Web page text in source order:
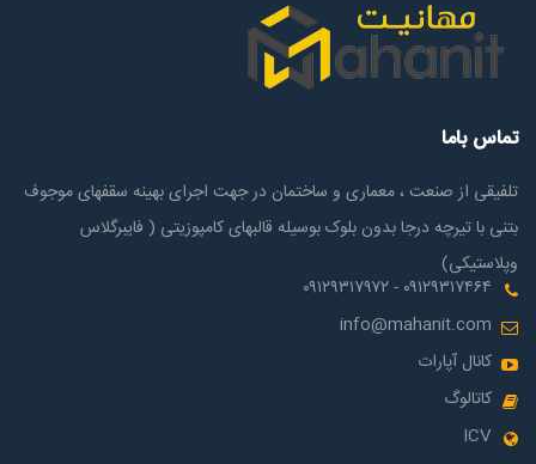
تماس باما
تلفیقی از صنعت ، معماری و ساختمان در جهت اجرای بهینه سقفهای موجوف
بتنی با تیرچه درجا بدون بلوک بوسیله قالبهای کامپوزیتی ( فایبرگلاس
وپلاستیکی)
۰۹۱۲۹۳۱۷۴۶۴ - ۰۹۱۲۹۳۱۷۹۷۲
info@mahanit.com
کانال آپارات
کاتالوگ
ICV